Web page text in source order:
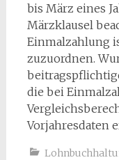
bis März eines
Märzklausel
Einmalzahlung
zuzuordnen.
die bei
Vorjahresdaten